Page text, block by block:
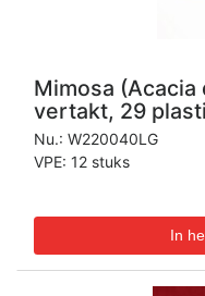
Mimosa
vertakt, 29
Nu.: W220040LG
VPE: 12 stuks